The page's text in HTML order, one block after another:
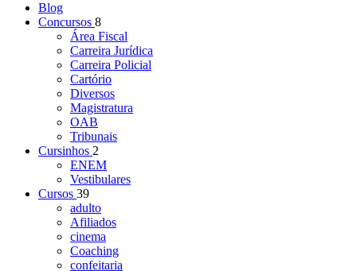
Blog
Concursos 8
Área Fiscal
Carreira Jurídica
Carreira Policial
Cartório
Diversos
Magistratura
OAB
Tribunais
Cursinhos 2
ENEM
Vestibulares
Cursos 39
adulto
Afiliados
cinema
Coaching
confeitaria